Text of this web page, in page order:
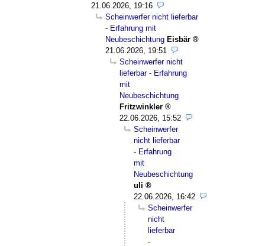
21.06.2026, 19:16
Scheinwerfer nicht lieferbar
- Erfahrung mit
Neubeschichtung Eisbär
21.06.2026, 19:51
Scheinwerfer nicht
lieferbar - Erfahrung
mit
Neubeschichtung
Fritzwinkler
22.06.2026, 15:52
Scheinwerfer
nicht lieferbar
- Erfahrung
mit
Neubeschichtung
uli
22.06.2026, 16:42
Scheinwerfer
nicht
lieferbar
-